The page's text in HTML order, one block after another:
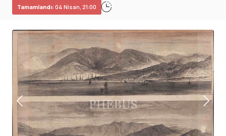
Tamamlandı: 04 Nisan, 21:00